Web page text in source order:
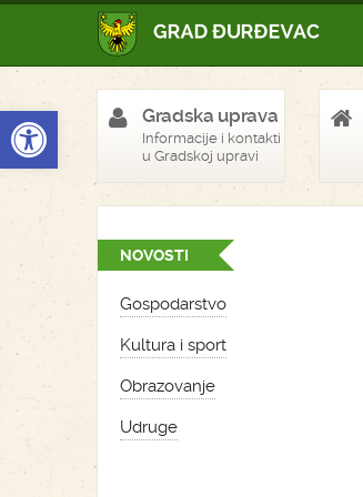
Open toolbar Gradska uprava
Informacije i kontakti
u Gradskoj upravi
NOVOSTI
Gospodarstvo
Kultura i sport
Obrazovanje
Udruge